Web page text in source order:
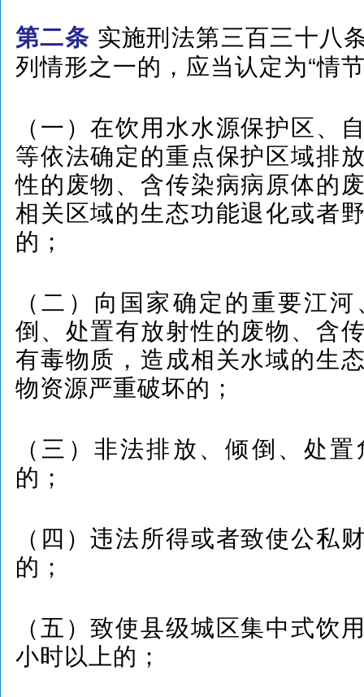
第二条 实施刑法第三百三十八
列情形之一的，应当认定为“情
（一）在饮用水水源保护区、
等依法确定的重点保护区域排
性的废物、含传染病病原体的
相关区域的生态功能退化或者
的；
（二）向国家确定的重要江
倒、处置有放射性的废物、含
有毒物质，造成相关水域的生
物资源严重破坏的；
（三）非法排放、倾倒、处
的；
（四）违法所得或者致使公私
的；
（五）致使县级城区集中式饮
小时以上的；